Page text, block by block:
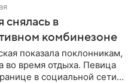
снялась в
комбинезоне
показала поклонникам,
во время отдыха. Певица
в социальной сети